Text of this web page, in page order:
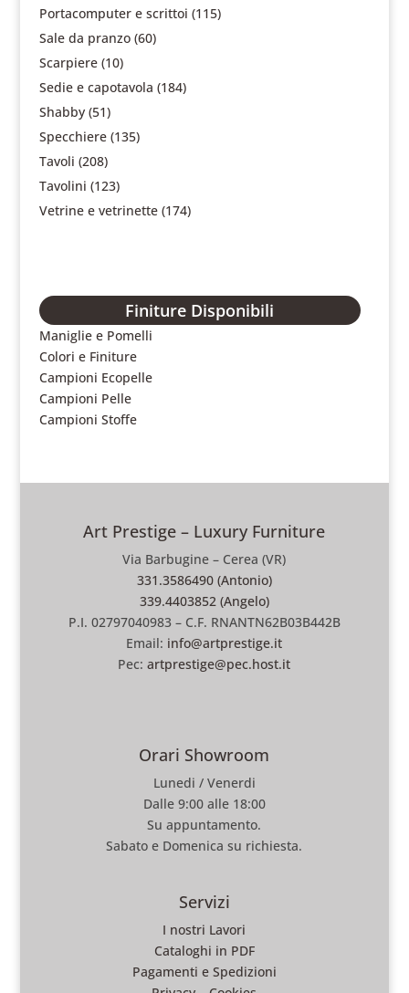
Portacomputer e scrittoi (115)
Sale da pranzo (60)
Scarpiere (10)
Sedie e capotavola (184)
Shabby (51)
Specchiere (135)
Tavoli (208)
Tavolini (123)
Vetrine e vetrinette (174)
Finiture Disponibili
Maniglie e Pomelli
Colori e Finiture
Campioni Ecopelle
Campioni Pelle
Campioni Stoffe
Art Prestige – Luxury Furniture
Via Barbugine – Cerea (VR)
331.3586490 (Antonio)
339.4403852 (Angelo)
P.I. 02797040983 – C.F. RNANTN62B03B442B
Email: info@artprestige.it
Pec:artprestige@pec.host.it
Orari Showroom
Lunedi / Venerdi
Dalle 9:00 alle 18:00
Su appuntamento.
Sabato e Domenica su richiesta.
Servizi
I nostri Lavori
Cataloghi in PDF
Pagamenti e Spedizioni